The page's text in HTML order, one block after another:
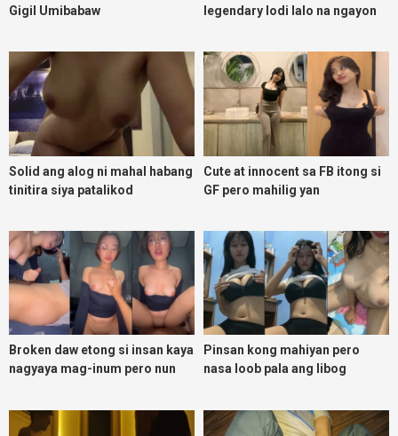
Gigil Umibabaw
legendary lodi lalo na ngayon
Solid ang alog ni mahal habang
tinitira siya patalikod
Cute at innocent sa FB itong si
GF pero mahilig yan
Broken daw etong si insan kaya
nagyaya mag-inum pero nun
Pinsan kong mahiyan pero
nasa loob pala ang libog